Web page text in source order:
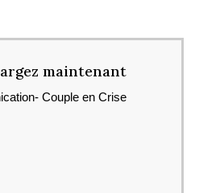
maintenant
Couple en Crise